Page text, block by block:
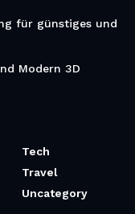
für günstiges und
Modern 3D
Tech
Travel
Uncategory